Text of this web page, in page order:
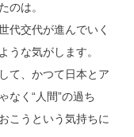
のは。
代交代が進んでいく
うな気がします。
て、かつて日本とア
なく“人間”の過ち
こうという気持ちに